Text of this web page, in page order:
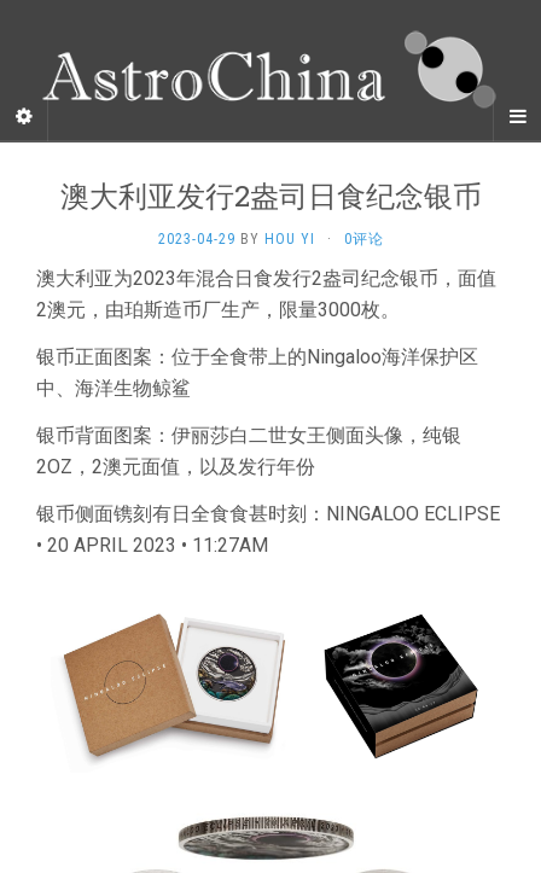
澳大利亚发行2盎司日食纪念银币
2023-04-29 BY HOU YI · 0评论
澳大利亚为2023年混合日食发行2盎司纪念银币，面值
2澳元，由珀斯造币厂生产，限量3000枚。
银币正面图案：位于全食带上的Ningaloo海洋保护区
中、海洋生物鲸鲨
银币背面图案：伊丽莎白二世女王侧面头像，纯银
2OZ，2澳元面值，以及发行年份
银币侧面镌刻有日全食食甚时刻：NINGALOO ECLIPSE
• 20 APRIL 2023 • 11:27AM